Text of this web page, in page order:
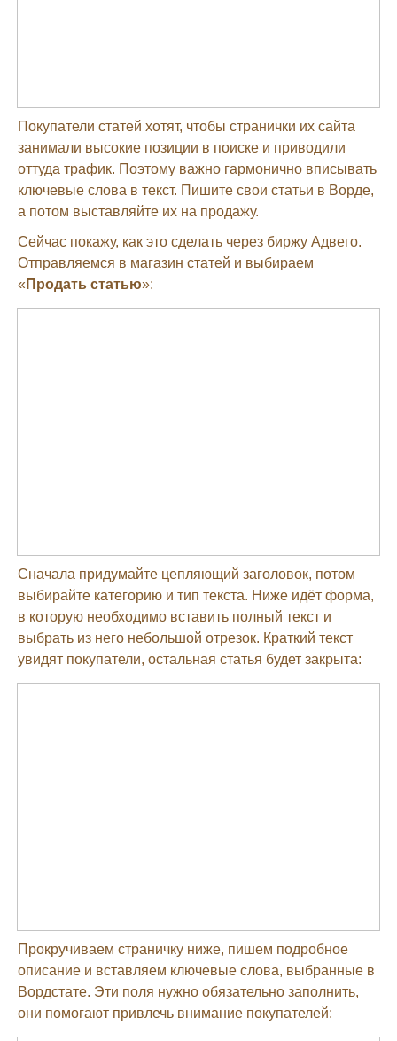
Покупатели статей хотят, чтобы странички их сайта
занимали высокие позиции в поиске и приводили
оттуда трафик. Поэтому важно гармонично вписывать
ключевые слова в текст. Пишите свои статьи в Ворде,
а потом выставляйте их на продажу.
Сейчас покажу, как это сделать через биржу Адвего.
Отправляемся в магазин статей и выбираем
« Продать статью»:
Сначала придумайте цепляющий заголовок, потом
выбирайте категорию и тип текста. Ниже идёт форма,
в которую необходимо вставить полный текст и
выбрать из него небольшой отрезок. Краткий текст
увидят покупатели, остальная статья будет закрыта:
Прокручиваем страничку ниже, пишем подробное
описание и вставляем ключевые слова, выбранные в
Вордстате. Эти поля нужно обязательно заполнить,
они помогают привлечь внимание покупателей: